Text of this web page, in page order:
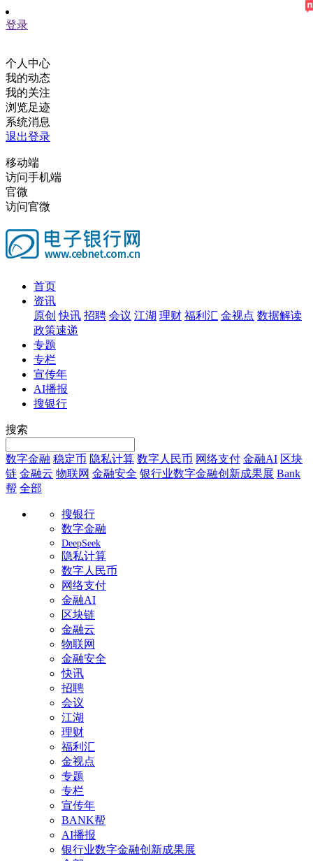
登录
个人中心
我的动态
我的关注
浏览足迹
系统消息
退出登录
移动端
访问手机端
官微
访问官微
首页
资讯
原创 快讯 招聘 会议 江湖 理财 福利汇 金视点 数据解读
政策速递
专题
专栏
宣传年
AI播报
搜银行
搜索
数字金融 稳定币 隐私计算 数字人民币 网络支付 金融AI 区块
链 金融云 物联网 金融安全 银行业数字金融创新成果展 Bank
帮 全部
搜银行
数字金融
DeepSeek
隐私计算
数字人民币
网络支付
金融AI
区块链
金融云
物联网
金融安全
快讯
招聘
会议
江湖
理财
福利汇
金视点
专题
专栏
宣传年
BANK帮
AI播报
银行业数字金融创新成果展